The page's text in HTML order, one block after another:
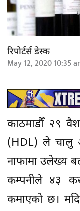
रिपोर्टर्स डेस्क
May 12, 2020 10:35
काठमाडौँ २९
(HDL) ले चालु
नाफामा उलेख्य
कम्पनीले ४३
कमाएको छ।